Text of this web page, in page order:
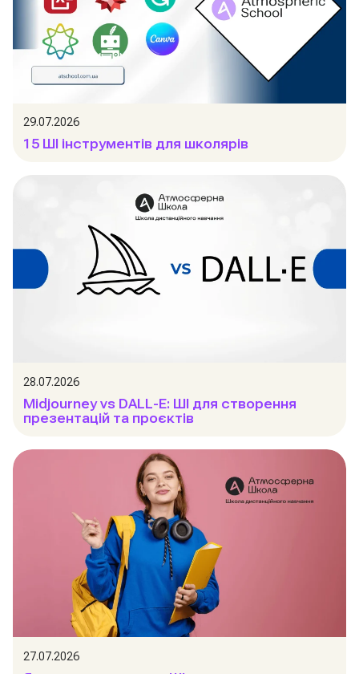
29.07.2026
15 ШІ інструментів для школярів
28.07.2026
Midjourney vs DALL-E: ШІ для створення
презентацій та проєктів
27.07.2026